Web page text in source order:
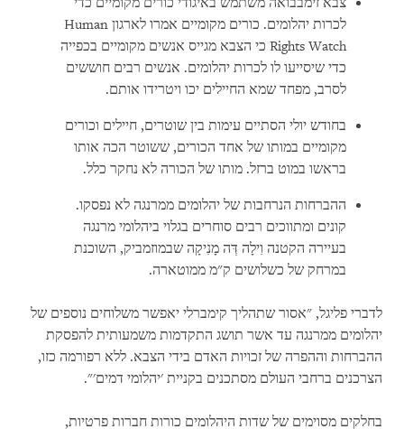
לכרות יהלומים. כורים מקומיים אמרו לארגון Human
Rights Watch כי הצבא מגייס אנשים מקומיים בכפייה
כדי שיסייעו לו לכרות יהלומים. אנשים רבים חוששים
לסרב, מפחד שמא החיילים יכו ויטרידו אותם.
בחודש יולי הסתיים עימות בין שוטרים, חיילים וכורים
מקומיים במותו של אחד הכורים, ששוטר הכה אותו
בראשו במוט ברזל. מותו של הכורה לא נחקר כלל.
ההברחות הנרחבות של יהלומים ממרנגה לא נפסקו.
קונים ומתווכים רבים סוחרים בגלוי ביהלומי מרנגה
בעיירה הקטנה וִילָה דְּה מָנִיקָה שבמוזמביק, השוכנת
במרחק של כשלושים ק"מ ממוטארה.
לדברי פליגל, "אסור שתהליך קימברלי יאפשר משלוחים נוספים של
יהלומים ממרנגה עד אשר תושג התקדמות משמעותית להפסקת
ההברחות וההפרה של זכויות האדם בידי הצבא. ללא רפורמה כזו,
הצרכנים ברחבי העולם מסתכנים בקניית 'יהלומי דמים'".
בחלקים מסוימים של שדות היהלומים כורות חברות פרטיות,